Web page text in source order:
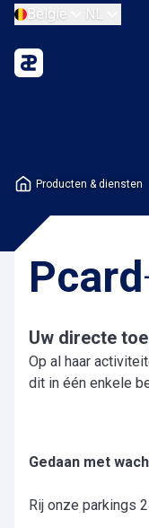
België NL
Producten & diensten
Pcard
Uw directe
Op al haar
dit in één enkele
Gedaan met
Rij onze parkings